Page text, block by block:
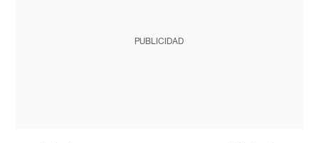
PUBLICIDAD